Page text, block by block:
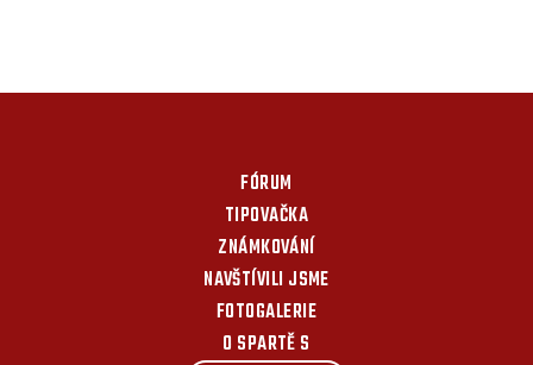
FÓRUM
TIPOVAČKA
ZNÁMKOVÁNÍ
NAVŠTÍVILI JSME
FOTOGALERIE
O SPARTĚ S